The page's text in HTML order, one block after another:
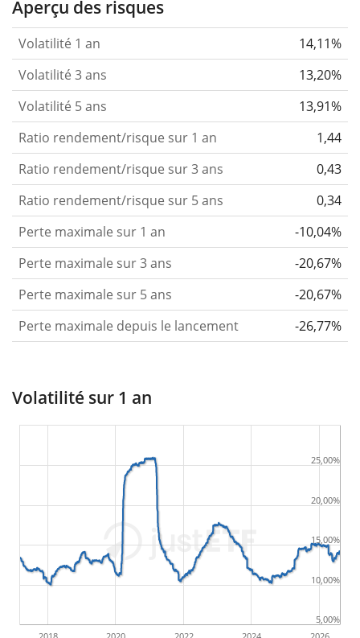
Aperçu des risques
Volatilité 1 an
14,11%
Volatilité 3 ans
13,20%
Volatilité 5 ans
13,91%
Ratio rendement/risque sur 1 an
1,44
Ratio rendement/risque sur 3 ans
0,43
Ratio rendement/risque sur 5 ans
0,34
Perte maximale sur 1 an
-10,04%
Perte maximale sur 3 ans
-20,67%
Perte maximale sur 5 ans
-20,67%
Perte maximale depuis le lancement
-26,77%
Volatilité sur 1 an
5,00%
10,00%
15,00%
20,00%
25,00%